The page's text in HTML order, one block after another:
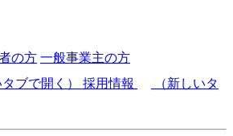
の方 一般事業主の方
タブで開く） 採用情報
（新しいタ